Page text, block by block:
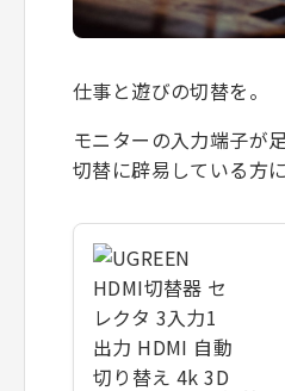
仕事と遊びの切替を。
モニターの入力端子が
切替に辟易している方